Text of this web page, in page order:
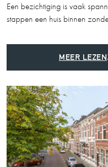
Een bezichtiging is vaak
stappen een huis binnen
MEER LEZEN